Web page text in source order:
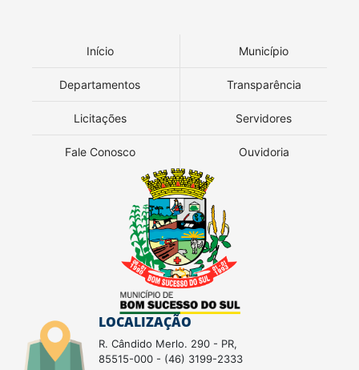
Início Município
Departamentos Transparência
Licitações Servidores
Fale Conosco Ouvidoria
LOCALIZAÇÃO
R. Cândido Merlo. 290 - PR,
85515-000 - (46) 3199-2333